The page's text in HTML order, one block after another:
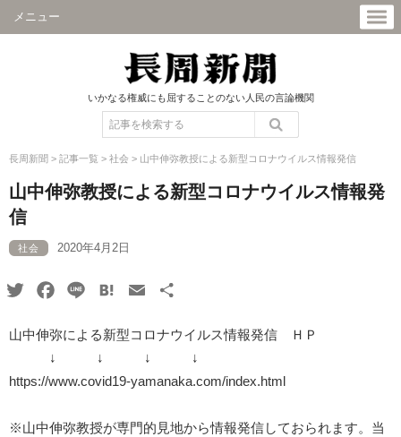
メニュー
いかなる権威にも屈することのない人民の言論機関
長周新聞 > 記事一覧 > 社会 > 山中伸弥教授による新型コロナウイルス情報発信
山中伸弥教授による新型コロナウイルス情報発
信
社会 2020年4月2日
TwitterFacebook
Line HatenaEmail
山中伸弥による新型コロナウイルス情報発信 ＨＰ
↓ ↓ ↓ ↓
https://www.covid19-yamanaka.com/index.html
※山中伸弥教授が専門的見地から情報発信しておられます。当